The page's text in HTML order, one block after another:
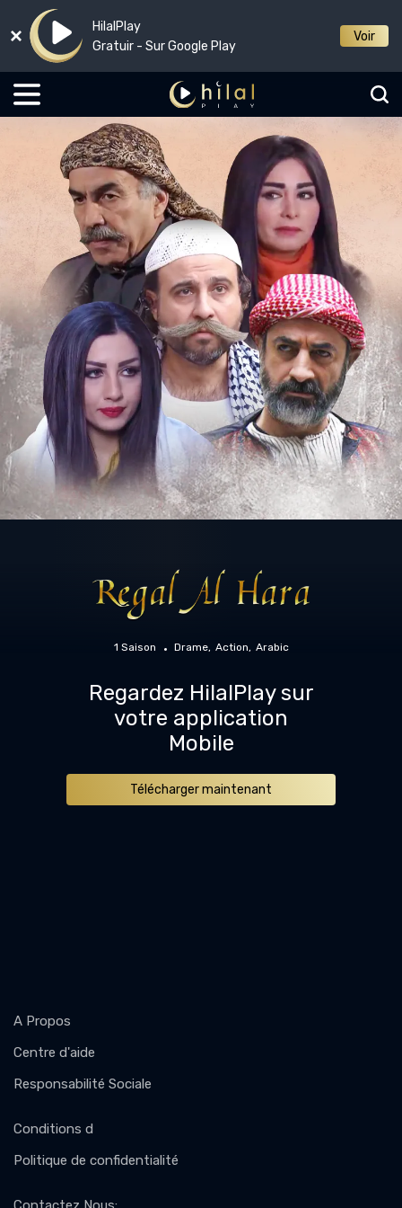
HilalPlay
Gratuir - Sur Google Play
Voir
1 Saison Drame Action Arabic
Regardez HilalPlay sur
votre application
Mobile
Télécharger maintenant
A Propos
Centre d'aide
Responsabilité Sociale
Conditions d
Politique de confidentialité